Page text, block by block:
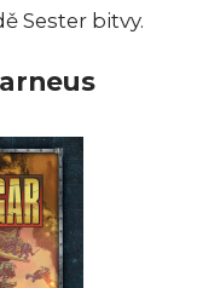
Sester bitvy.